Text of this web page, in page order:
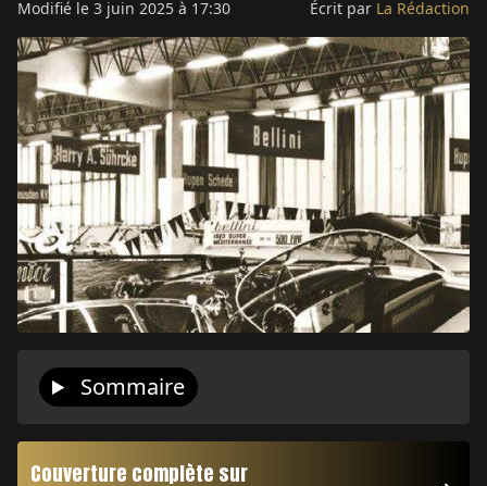
Modifié le 3 juin 2025 à 17:30 Écrit par La Rédaction
Sommaire
Couverture complète sur